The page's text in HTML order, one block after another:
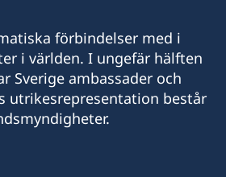
09.00-15.00.
förbindelser med i
i världen. I ungefär hälften
Sverige ambassader och
utrikesrepresentation består